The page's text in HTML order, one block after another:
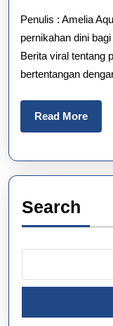
Ini
Penulis : Amelia
pernikahan dini
Berita viral tentang
bertentangan
Read MoreRead
More
Search